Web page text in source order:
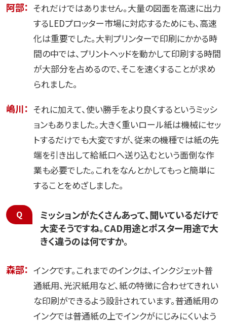
阿部： それだけではありません。大量の図面を高速に出力
するLEDプロッター市場に対応するためにも、高速
化は重要でした。大判プリンターで印刷にかかる時
間の中では、プリントヘッドを動かして印刷する時間
が大部分を占めるので、そこを速くすることが求め
られました。
嶋川： それに加えて、使い勝手をより良くするというミッシ
ョンもありました。大きく重いロール紙は機械にセッ
トするだけでも大変ですが、従来の機種では紙の先
端を引き出して給紙口へ送り込むという面倒な作
業も必要でした。これをなんとかしてもっと簡単に
することをめざしました。
ミッションがたくさんあって、聞いているだけで
大変そうですね。CAD用途とポスター用途で大
きく違うのは何ですか。
森部： インクです。これまでのインクは、インクジェット普
通紙用、光沢紙用など、紙の特徴に合わせてきれい
な印刷ができるよう設計されています。普通紙用の
インクでは普通紙の上でインクがにじみにくいよう